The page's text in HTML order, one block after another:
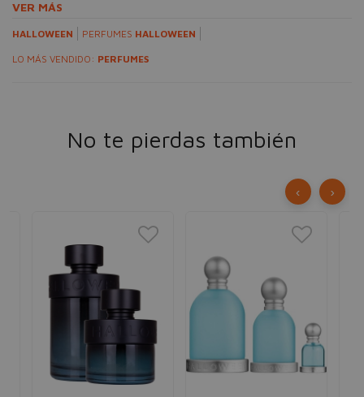
VER MÁS
HALLOWEEN PERFUMES HALLOWEEN
LO MÁS VENDIDO: PERFUMES
No te pierdas también
‹ ›